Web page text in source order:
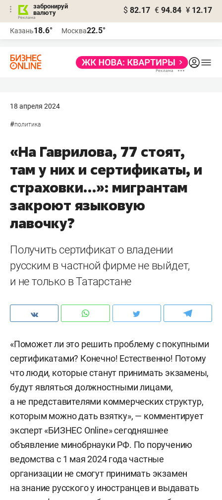
забронируй
валюту
$ 82.17 € 94.84 ¥ 12.17
Казань18.6° Москва22.5°
18 апреля 2024
#политика
«На Гаврилова, 77 стоят,
там у них и сертификаты, и
страховки…»: мигрантам
закроют языковую
лавочку?
Получить сертификат о владении
русским в частной фирме не выйдет,
и не только в Татарстане
«Поможет ли это решить проблему с покупными
сертификатами? Конечно! Естественно! Потому
что люди, которые станут принимать экзамены,
будут являться должностными лицами,
а не представителями коммерческих структур,
которым можно дать взятку», — комментирует
эксперт «БИЗНЕС Online» сегодняшнее
объявление минобрнауки РФ. По поручению
ведомства с 1 мая 2024 года частные
организации не смогут принимать экзамен
на знание русского у иностранцев и выдавать